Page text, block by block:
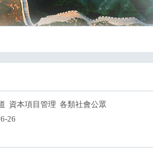
資本項目管理 各類社會公眾
26